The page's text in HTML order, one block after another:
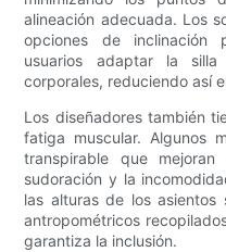
alineación adecuada. Los
opciones de inclinación
usuarios adaptar la
corporales, reduciendo así
Los diseñadores también
fatiga muscular. Algunos
transpirable que
sudoración y la
las alturas de los
antropométricos
garantiza la inclusión.